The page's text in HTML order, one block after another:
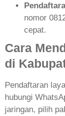
nomor
cepat.
Cara
di
Pendaftaran
hubungi
jaringan, pilih